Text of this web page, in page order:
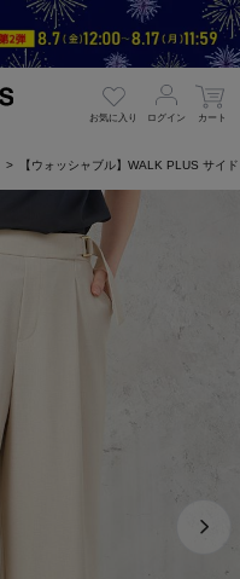
お気に入り ログイン カート
【ウォッシャブル】WALK PLUS サイ